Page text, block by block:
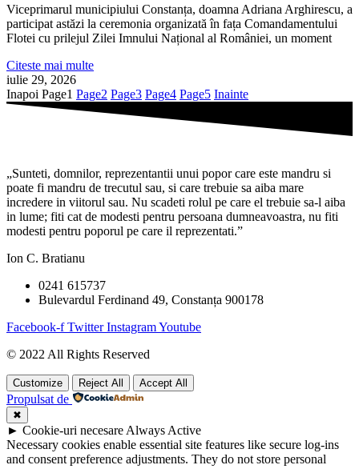
Viceprimarul municipiului Constanța, doamna Adriana Arghirescu, a
participat astăzi la ceremonia organizată în fața Comandamentului
Flotei cu prilejul Zilei Imnului Național al României, un moment
Citeste mai multe
iulie 29, 2026
Inapoi Page1 Page2 Page3 Page4 Page5 Inainte
„Sunteti, domnilor, reprezentantii unui popor care este mandru si
poate fi mandru de trecutul sau, si care trebuie sa aiba mare
incredere in viitorul sau. Nu scadeti rolul pe care el trebuie sa-l aiba
in lume; fiti cat de modesti pentru persoana dumneavoastra, nu fiti
modesti pentru poporul pe care il reprezentati.”
Ion C. Bratianu
0241 615737
Bulevardul Ferdinand 49, Constanța 900178
Facebook-f Twitter InstagramYoutube
© 2022 All Rights Reserved
Customize Reject All Accept All
Propulsat de
✖
► Cookie-uri necesare Always Active
Necessary cookies enable essential site features like secure log-ins
and consent preference adjustments. They do not store personal